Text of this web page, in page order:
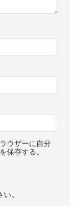
ウザーに自分
保存する。
。